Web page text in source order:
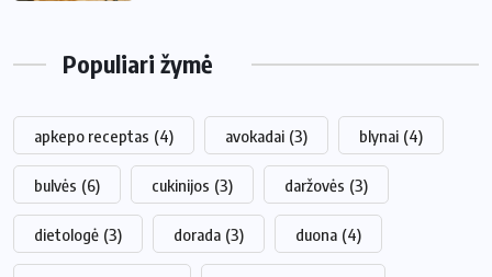
Populiari žymė
apkepo receptas (4) avokadai (3) blynai (4)
bulvės (6) cukinijos (3) daržovės (3)
dietologė (3) dorada (3) duona (4)